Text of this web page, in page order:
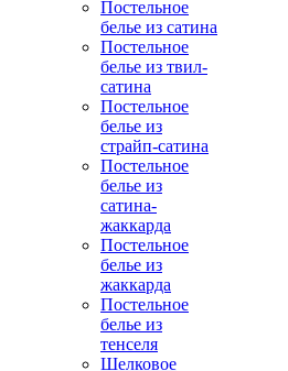
Постельное
белье из сатина
Постельное
белье из твил-
сатина
Постельное
белье из
страйп-сатина
Постельное
белье из
сатина-
жаккарда
Постельное
белье из
жаккарда
Постельное
белье из
тенселя
Шелковое